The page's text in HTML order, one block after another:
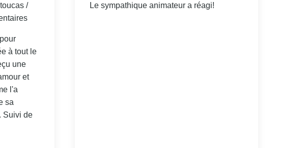
/
à tout le
une
et
l'a
sa
Suivi de
Le sympathique animateur a réagi!